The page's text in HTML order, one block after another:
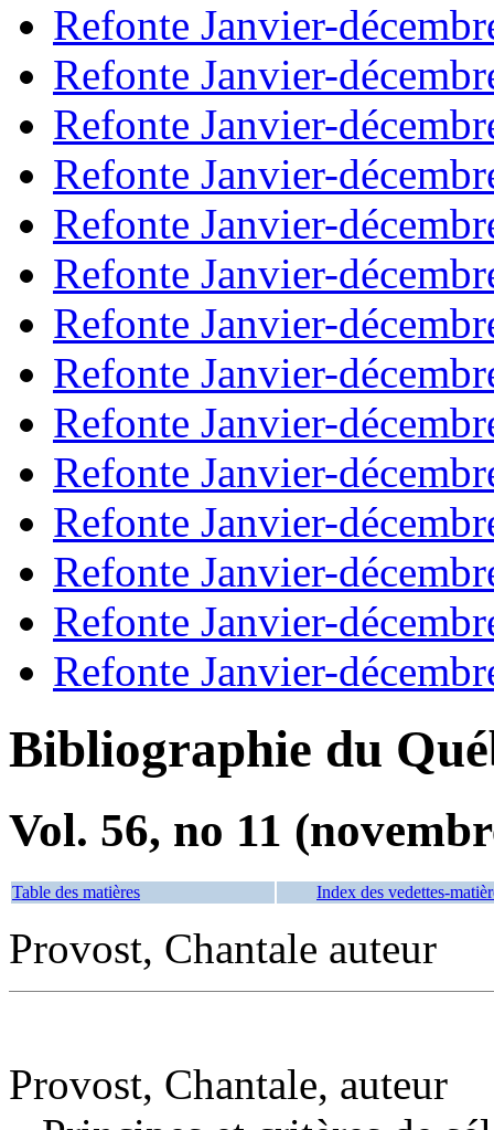
Refonte Janvier-
Refonte Janvier-
Refonte Janvier-
Refonte Janvier-
Refonte Janvier-
Refonte Janvier-
Refonte Janvier-
Refonte Janvier-
Refonte Janvier-
Refonte Janvier-
Refonte Janvier-
Refonte Janvier-
Refonte Janvier-
Refonte Janvier-
Bibliographie du
Vol. 56, no 11
Table des matières Index des vedettes-
Provost, Chantale auteur
Provost, Chantale, auteur